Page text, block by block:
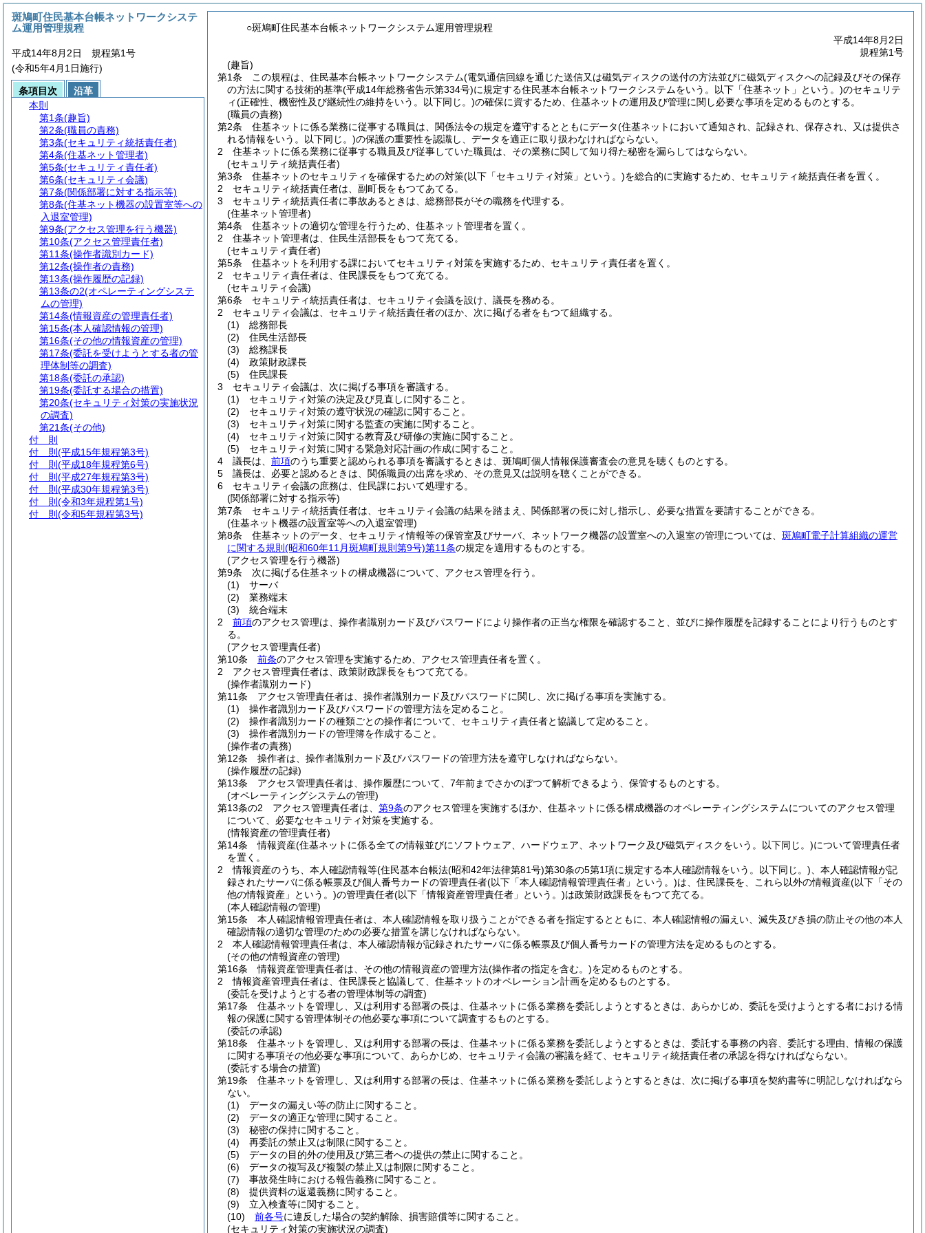
○斑鳩町住民基本台帳ネットワークシステム運用管理規程
平成14年8月2日
規程第1号
(趣旨)
第1条
この規程は、住民基本台帳ネットワークシステム(電気通信回線を通じた送信又は磁気ディスクの送付の方法並びに磁気ディスクへの記録及びその保存
の方法に関する技術的基準(平成14年総務省告示第334号)に規定する住民基本台帳ネットワークシステムをいう。以下「住基ネット」という。)のセキュリテ
ィ(正確性、機密性及び継続性の維持をいう。以下同じ。)の確保に資するため、住基ネットの運用及び管理に関し必要な事項を定めるものとする。
(職員の責務)
第2条
住基ネットに係る業務に従事する職員は、関係法令の規定を遵守するとともにデータ(住基ネットにおいて通知され、記録され、保存され、又は提供さ
れる情報をいう。以下同じ。)の保護の重要性を認識し、データを適正に取り扱わなければならない。
2
住基ネットに係る業務に従事する職員及び従事していた職員は、その業務に関して知り得た秘密を漏らしてはならない。
(セキュリティ統括責任者)
第3条
住基ネットのセキュリティを確保するための対策(以下「セキュリティ対策」という。)を総合的に実施するため、セキュリティ統括責任者を置く。
2
セキュリティ統括責任者は、副町長をもつてあてる。
3
セキュリティ統括責任者に事故あるときは、総務部長がその職務を代理する。
(住基ネット管理者)
第4条
住基ネットの適切な管理を行うため、住基ネット管理者を置く。
2
住基ネット管理者は、住民生活部長をもつて充てる。
(セキュリティ責任者)
第5条
住基ネットを利用する課においてセキュリティ対策を実施するため、セキュリティ責任者を置く。
2
セキュリティ責任者は、住民課長をもつて充てる。
(セキュリティ会議)
第6条
セキュリティ統括責任者は、セキュリティ会議を設け、議長を務める。
2
セキュリティ会議は、セキュリティ統括責任者のほか、次に掲げる者をもつて組織する。
(1)
総務部長
(2)
住民生活部長
(3)
総務課長
(4)
政策財政課長
(5)
住民課長
3
セキュリティ会議は、次に掲げる事項を審議する。
(1)
セキュリティ対策の決定及び見直しに関すること。
(2)
セキュリティ対策の遵守状況の確認に関すること。
(3)
セキュリティ対策に関する監査の実施に関すること。
(4)
セキュリティ対策に関する教育及び研修の実施に関すること。
(5)
セキュリティ対策に関する緊急対応計画の作成に関すること。
4
議長は、 前項のうち重要と認められる事項を審議するときは、斑鳩町個人情報保護審査会の意見を聴くものとする。
5
議長は、必要と認めるときは、関係職員の出席を求め、その意見又は説明を聴くことができる。
6
セキュリティ会議の庶務は、住民課において処理する。
(関係部署に対する指示等)
第7条
セキュリティ統括責任者は、セキュリティ会議の結果を踏まえ、関係部署の長に対し指示し、必要な措置を要請することができる。
(住基ネット機器の設置室等への入退室管理)
第8条
住基ネットのデータ、セキュリティ情報等の保管室及びサーバ、ネットワーク機器の設置室への入退室の管理については、 斑鳩町電子計算組織の運営
に関する規則 (昭和60年11月斑鳩町規則第9号)第11条の規定を適用するものとする。
(アクセス管理を行う機器)
第9条
次に掲げる住基ネットの構成機器について、アクセス管理を行う。
(1)
サーバ
(2)
業務端末
(3)
統合端末
2
前項のアクセス管理は、操作者識別カード及びパスワードにより操作者の正当な権限を確認すること、並びに操作履歴を記録することにより行うものとす
る。
(アクセス管理責任者)
第10条
前条のアクセス管理を実施するため、アクセス管理責任者を置く。
2
アクセス管理責任者は、政策財政課長をもつて充てる。
(操作者識別カード)
第11条
アクセス管理責任者は、操作者識別カード及びパスワードに関し、次に掲げる事項を実施する。
(1)
操作者識別カード及びパスワードの管理方法を定めること。
(2)
操作者識別カードの種類ごとの操作者について、セキュリティ責任者と協議して定めること。
(3)
操作者識別カードの管理簿を作成すること。
(操作者の責務)
第12条
操作者は、操作者識別カード及びパスワードの管理方法を遵守しなければならない。
(操作履歴の記録)
第13条
アクセス管理責任者は、操作履歴について、7年前までさかのぼつて解析できるよう、保管するものとする。
(オペレーティングシステムの管理)
第13条の2
アクセス管理責任者は、 第9条のアクセス管理を実施するほか、住基ネットに係る構成機器のオペレーティングシステムについてのアクセス管理
について、必要なセキュリティ対策を実施する。
(情報資産の管理責任者)
第14条
情報資産(住基ネットに係る全ての情報並びにソフトウェア、ハードウェア、ネットワーク及び磁気ディスクをいう。以下同じ。)について管理責任者
を置く。
2
情報資産のうち、本人確認情報等(住民基本台帳法(昭和42年法律第81号)第30条の5第1項に規定する本人確認情報をいう。以下同じ。) 、本人確認情報が記
録されたサーバに係る帳票及び個人番号カードの管理責任者(以下「本人確認情報管理責任者」という。)は、住民課長を、これら以外の情報資産(以下「その
他の情報資産」という。)の管理責任者(以下「情報資産管理責任者」という。)は政策財政課長をもつて充てる。
(本人確認情報の管理)
第15条
本人確認情報管理責任者は、本人確認情報を取り扱うことができる者を指定するとともに、本人確認情報の漏えい、滅失及びき損の防止その他の本人
確認情報の適切な管理のための必要な措置を講じなければならない。
2
本人確認情報管理責任者は、本人確認情報が記録されたサーバに係る帳票及び個人番号カードの管理方法を定めるものとする。
(その他の情報資産の管理)
第16条
情報資産管理責任者は、その他の情報資産の管理方法(操作者の指定を含む。)を定めるものとする。
2
情報資産管理責任者は、住民課長と協議して、住基ネットのオペレーション計画を定めるものとする。
(委託を受けようとする者の管理体制等の調査)
第17条
住基ネットを管理し、又は利用する部署の長は、住基ネットに係る業務を委託しようとするときは、あらかじめ、委託を受けようとする者における情
報の保護に関する管理体制その他必要な事項について調査するものとする。
(委託の承認)
第18条
住基ネットを管理し、又は利用する部署の長は、住基ネットに係る業務を委託しようとするときは、委託する事務の内容、委託する理由、情報の保護
に関する事項その他必要な事項について、あらかじめ、セキュリティ会議の審議を経て、セキュリティ統括責任者の承認を得なければならない。
(委託する場合の措置)
第19条
住基ネットを管理し、又は利用する部署の長は、住基ネットに係る業務を委託しようとするときは、次に掲げる事項を契約書等に明記しなければなら
ない。
(1)
データの漏えい等の防止に関すること。
(2)
データの適正な管理に関すること。
(3)
秘密の保持に関すること。
(4)
再委託の禁止又は制限に関すること。
(5)
データの目的外の使用及び第三者への提供の禁止に関すること。
(6)
データの複写及び複製の禁止又は制限に関すること。
(7)
事故発生時における報告義務に関すること。
(8)
提供資料の返還義務に関すること。
(9)
立入検査等に関すること。
(10)
前各号に違反した場合の契約解除、損害賠償等に関すること。
(セキュリティ対策の実施状況の調査)
斑鳩町住民基本台帳ネットワークシステ
ム運用管理規程
平成14年8月2日 規程第1号
(令和5年4月1日施行)
条項目次
沿革
本則
第1条(趣旨)
第2条(職員の責務)
第3条(セキュリティ統括責任者)
第4条(住基ネット管理者)
第5条(セキュリティ責任者)
第6条(セキュリティ会議)
第7条(関係部署に対する指示等)
第8条(住基ネット機器の設置室等への
入退室管理)
第9条(アクセス管理を行う機器)
第10条(アクセス管理責任者)
第11条(操作者識別カード)
第12条(操作者の責務)
第13条(操作履歴の記録)
第13条の2(オペレーティングシステ
ムの管理)
第14条(情報資産の管理責任者)
第15条(本人確認情報の管理)
第16条(その他の情報資産の管理)
第17条(委託を受けようとする者の管
理体制等の調査)
第18条(委託の承認)
第19条(委託する場合の措置)
第20条(セキュリティ対策の実施状況
の調査)
第21条(その他)
付 則
付 則 (平成15年規程第3号)
付 則 (平成18年規程第6号)
付 則 (平成27年規程第3号)
付 則 (平成30年規程第3号)
付 則 (令和3年規程第1号)
付 則 (令和5年規程第3号)